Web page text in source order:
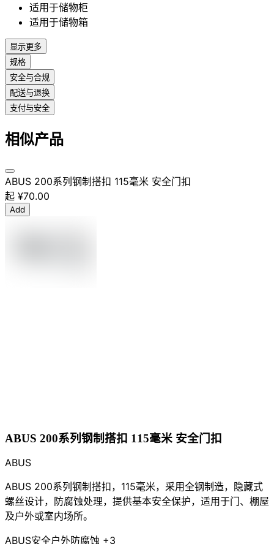
适用于储物柜
适用于储物箱
显示更多
规格
安全与合规
配送与退换
支付与安全
相似产品
ABUS 200系列钢制搭扣 115毫米 安全门扣
起 ¥70.00
Add
ABUS 200系列钢制搭扣 115毫米 安全门扣
ABUS
ABUS 200系列钢制搭扣，115毫米，采用全钢制造，隐藏式
螺丝设计，防腐蚀处理，提供基本安全保护，适用于门、棚屋
及户外或室内场所。
ABUS安全户外防腐蚀 +3